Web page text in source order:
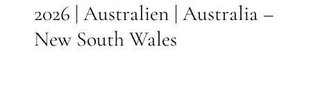
2026 | Australien | Australia –
New South Wales